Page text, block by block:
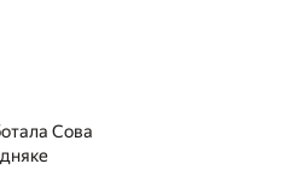
Сова